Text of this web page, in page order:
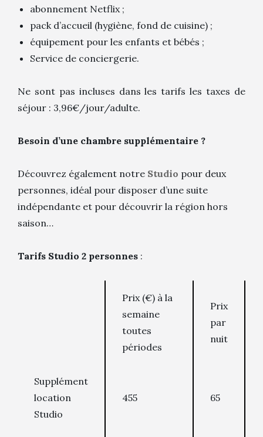
abonnement Netflix ;
pack d’accueil (hygiène, fond de cuisine) ;
équipement pour les enfants et bébés ;
Service de conciergerie.
Ne sont pas incluses dans les tarifs les taxes de
séjour : 3,96€/jour/adulte.
Besoin d’une chambre supplémentaire ?
Découvrez également notre Studio pour deux
personnes, idéal pour disposer d’une suite
indépendante et pour découvrir la région hors
saison…
Tarifs Studio 2 personnes :
Prix (€) à la
semaine
toutes
périodes
Prix
par
nuit
Supplément
location
Studio
455 65